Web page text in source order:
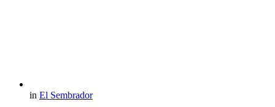
in El Sembrador